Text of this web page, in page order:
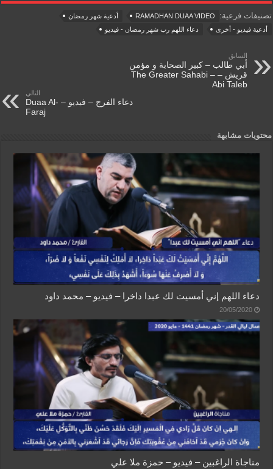
b
o
o
k
A
p
e
n
y
g
e
تصنيفات فرعية: RAMADHAN DUAA VIDEO
أدعية شهر رمضان
أدعية فيديو - أخرى
دعاء اللهم رب شهر رمضان - فيديو
السابق
أبي طالب – كبير الصحابة و مؤمن
قريش – The Greater Sahabi –
Abi Taleb
التالي
دعاء الفرج – فيديو – Duaa Al-
Faraj
محتويات مشابهة
دعاء اللهم إني أمسيت لك عبدا داخرا – فيديو – محمد داود
20/05/2020
مناجاة الراغبين – فيديو – حمزة ملا علي